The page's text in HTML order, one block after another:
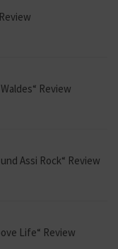
Review
Assi Rock“ Review
Life“ Review